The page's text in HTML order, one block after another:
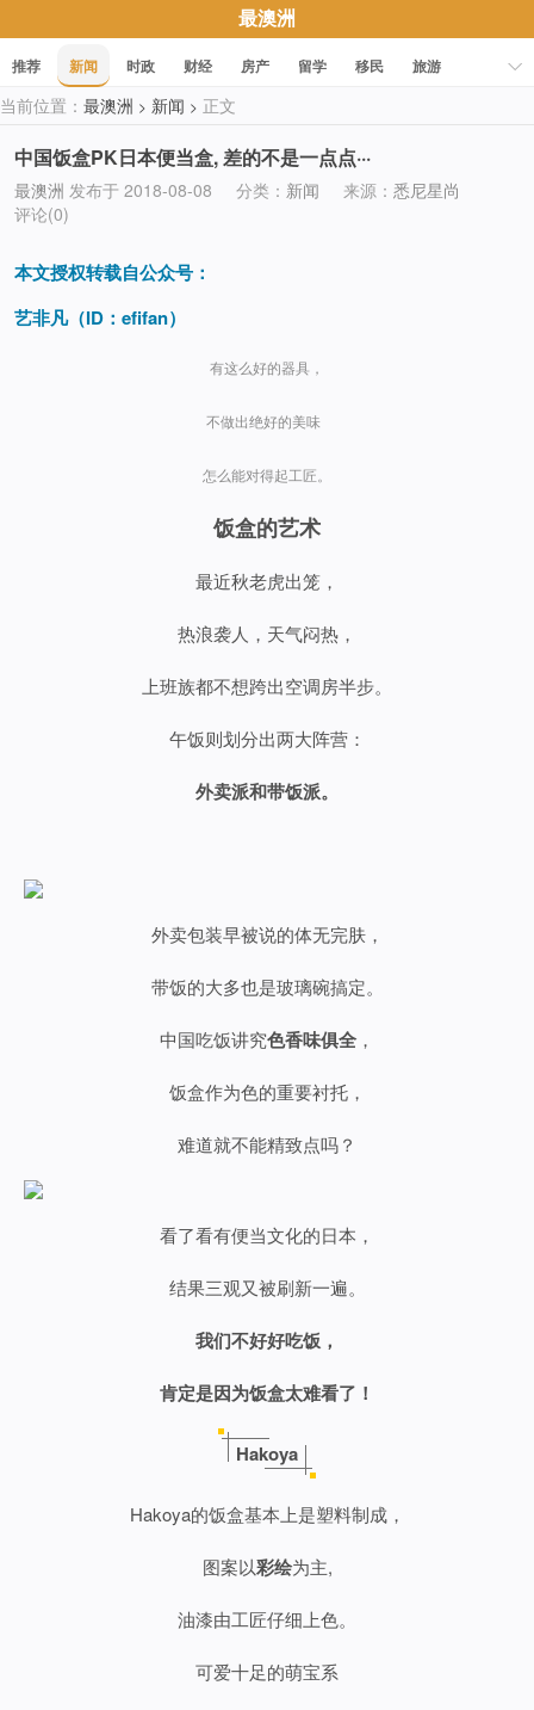
最澳洲
推荐 新闻 时政 财经 房产 留学 移民
旅游
科技
职场 美食 文化
当前位置： 最澳洲 > 新闻 > 正文
中国饭盒PK日本便当盒, 差的不是一点点···
最澳洲 发布于 2018-08-08 分类： 新闻 来源： 悉尼星尚
评论(0)
本文授权转载自公众号：
艺非凡（ID：efifan）
有这么好的器具，
不做出绝好的美味
怎么能对得起工匠。
饭盒的艺术
最近秋老虎出笼，
热浪袭人，天气闷热，
上班族都不想跨出空调房半步。
午饭则划分出两大阵营：
外卖派和带饭派。
外卖包装早被说的体无完肤，
带饭的大多也是玻璃碗搞定。
中国吃饭讲究色香味俱全 ，
饭盒作为色的重要衬托，
难道就不能精致点吗？
看了看有便当文化的日本，
结果三观又被刷新一遍。
我们不好好吃饭，
肯定是因为饭盒太难看了！
Hakoya
Hakoya的饭盒基本上是塑料制成，
图案以彩绘为主,
油漆由工匠仔细上色。
可爱十足的萌宝系